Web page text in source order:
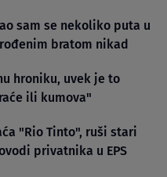
sam se nekoliko puta u
bratom nikad
hroniku, uvek je to
ili kumova"
"Rio Tinto", ruši stari
privatnika u EPS